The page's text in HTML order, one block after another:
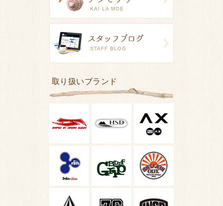
取り扱いブランド